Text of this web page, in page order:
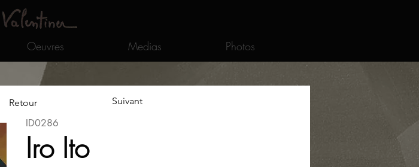
Oeuvres Medias Photos
Retour Suivant
ID0286
Iro Ito